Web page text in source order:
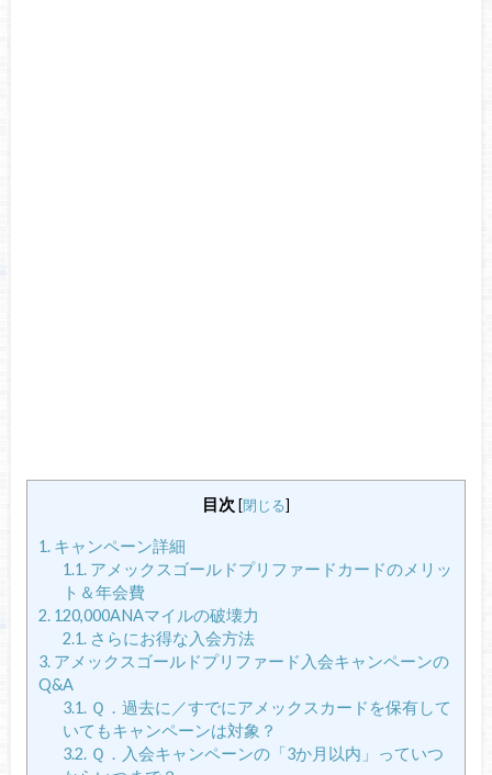
目次 [閉じる]
1.キャンペーン詳細
1.1.アメックスゴールドプリファードカードのメリッ
ト＆年会費
2.120,000ANAマイルの破壊力
2.1.さらにお得な入会方法
3.アメックスゴールドプリファード入会キャンペーンの
Q&A
3.1.Ｑ．過去に／すでにアメックスカードを保有して
いてもキャンペーンは対象？
3.2.Ｑ．入会キャンペーンの「3か月以内」っていつ